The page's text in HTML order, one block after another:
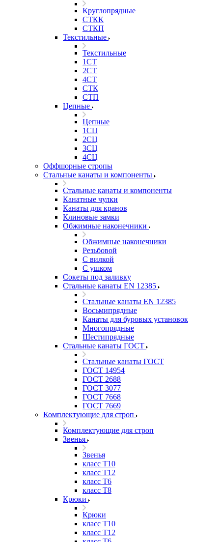
Круглопрядные
СТКК
СТКП
Текстильные
Текстильные
1СТ
2СТ
4СТ
СТК
СТП
Цепные
Цепные
1СЦ
2СЦ
3СЦ
4СЦ
Оффшорные стропы
Стальные канаты и компоненты
Стальные канаты и компоненты
Канатные чулки
Канаты для кранов
Клиновые замки
Обжимные наконечники
Обжимные наконечники
Резьбовой
С вилкой
С ушком
Сокеты под заливку
Стальные канаты EN 12385
Стальные канаты EN 12385
Восьмипрядные
Канаты для буровых установок
Многопрядные
Шестипрядные
Стальные канаты ГОСТ
Стальные канаты ГОСТ
ГОСТ 14954
ГОСТ 2688
ГОСТ 3077
ГОСТ 7668
ГОСТ 7669
Комплектующие для строп
Комплектующие для строп
Звенья
Звенья
класс Т10
класс Т12
класс Т6
класс Т8
Крюки
Крюки
класс Т10
класс Т12